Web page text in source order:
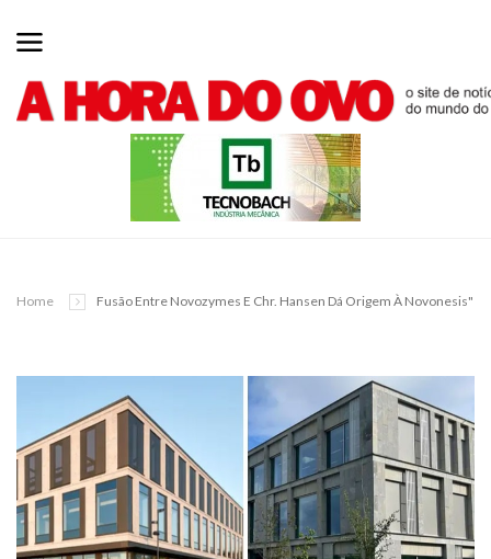
Home Fusão Entre Novozymes E Chr. Hansen Dá Origem À Novonesis"